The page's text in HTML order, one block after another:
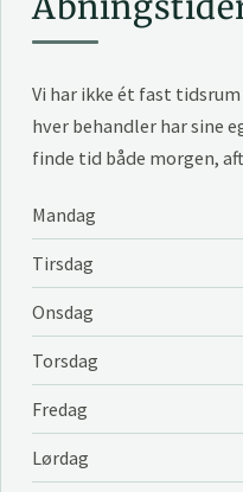
Vi har ikke ét fast
hver behandler har sine
finde tid både morgen,
Mandag
Tirsdag
Onsdag
Torsdag
Fredag
Lørdag